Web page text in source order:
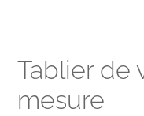
Tablier de
mesure